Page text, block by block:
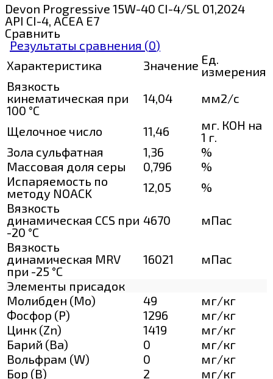
Devon Progressive 15W-40 CI-4/SL 01,2024
API CI-4, ACEA E7
Сравнить
Результаты сравнения (0)
Характеристика
Значение Ед.
измерения
Вязкость
кинематическая при
100 °С
14,04 мм2/с
Щелочное число 11,46
мг. КОН на
1 г.
Зола сульфатная
1,36
%
Массовая доля серы
0,796
%
Испаряемость по
методу NOACK
12,05
%
Вязкость
динамическая CCS при
-20 °С
4670
мПас
Вязкость
динамическая MRV
при -25 °С
16021
мПас
Элементы присадок
Молибден (Мо)
49
мг/кг
Фосфор (Р)
1296
мг/кг
Цинк (Zn)
1419
мг/кг
Барий (Ва)
0
мг/кг
Вольфрам (W)
0
мг/кг
Бор (В)
2
мг/кг